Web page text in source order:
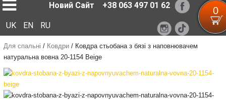
Новий Сайт +38 063 497 01 62 0
UK EN RU
Для спальні / Ковдри/ Ковдра стьобана з бязі з наповнювачем
натуральна вовна 20-1154 Beige